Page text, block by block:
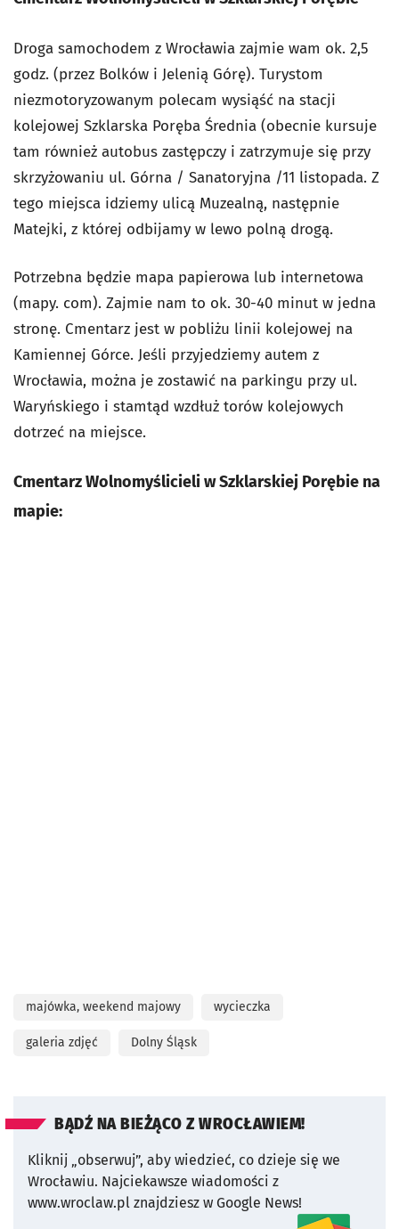
Droga samochodem z Wrocławia zajmie wam ok. 2,5
godz. (przez Bolków i Jelenią Górę). Turystom
niezmotoryzowanym polecam wysiąść na stacji
kolejowej Szklarska Poręba Średnia (obecnie kursuje
tam również autobus zastępczy i zatrzymuje się przy
skrzyżowaniu ul. Górna / Sanatoryjna /11 listopada. Z
tego miejsca idziemy ulicą Muzealną, następnie
Matejki, z której odbijamy w lewo polną drogą.
Potrzebna będzie mapa papierowa lub internetowa
(mapy. com). Zajmie nam to ok. 30-40 minut w jedna
stronę. Cmentarz jest w pobliżu linii kolejowej na
Kamiennej Górce. Jeśli przyjedziemy autem z
Wrocławia, można je zostawić na parkingu przy ul.
Waryńskiego i stamtąd wzdłuż torów kolejowych
dotrzeć na miejsce.
Cmentarz Wolnomyślicieli w Szklarskiej Porębie na
mapie:
majówka, weekend majowy wycieczka
galeria zdjęć Dolny Śląsk
BĄDŹ NA BIEŻĄCO Z WROCŁAWIEM!
Kliknij „obserwuj”, aby wiedzieć, co dzieje się we
Wrocławiu. Najciekawsze wiadomości z
www.wroclaw.pl znajdziesz w Google News!